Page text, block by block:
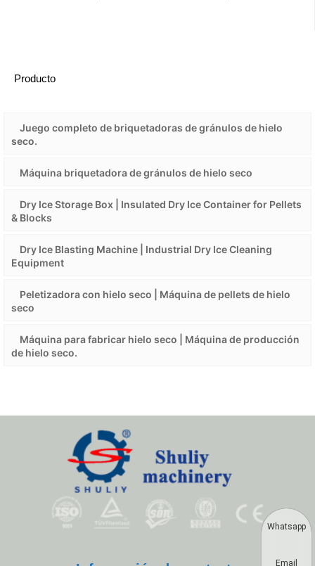
Producto
Juego completo de briquetadoras de gránulos de hielo
seco.
Máquina briquetadora de gránulos de hielo seco
Dry Ice Storage Box | Insulated Dry Ice Container for Pellets
& Blocks
Dry Ice Blasting Machine | Industrial Dry Ice Cleaning
Equipment
Peletizadora con hielo seco | Máquina de pellets de hielo
seco
Máquina para fabricar hielo seco | Máquina de producción
de hielo seco.
Whatsapp
Email